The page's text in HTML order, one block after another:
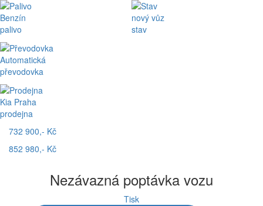
Benzín
palivo
Automatická
převodovka
Kia Praha
prodejna
nový vůz
stav
732 900,- Kč
852 980,- Kč
Nezávazná poptávka vozu
Tisk